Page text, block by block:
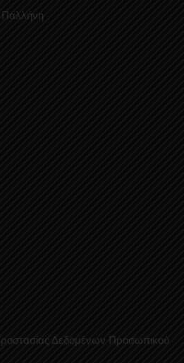
Δεδομένων Προσωπικού